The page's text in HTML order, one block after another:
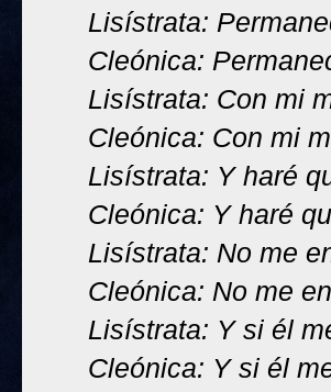
Lisístrata:
Cleónica:
Lisístrata: Con mi
Cleónica: Con mi
Lisístrata: Y haré
Cleónica: Y haré
Lisístrata: No me
Cleónica: No me
Lisístrata: Y si él
Cleónica: Y si él